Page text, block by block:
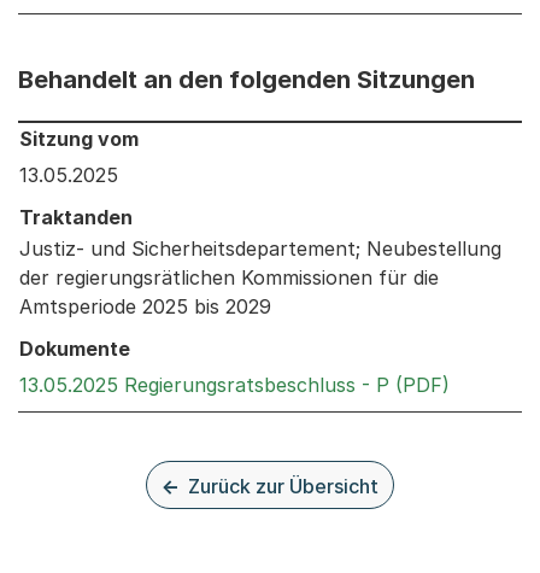
Behandelt an den folgenden Sitzungen
Behandelt an den folgenden Sitzungen: Informationen
Sitzung vom
13.05.2025
Traktanden
Justiz- und Sicherheitsdepartement; Neubestellung
der regierungsrätlichen Kommissionen für die
Amtsperiode 2025 bis 2029
Dokumente
13.05.2025 Regierungsratsbeschluss - P (PDF)
Zurück zur Übersicht